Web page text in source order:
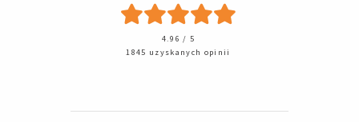
4.96 / 5
1845 uzyskanych opinii